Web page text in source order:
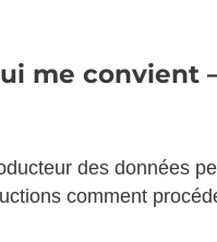
me convient
des données
comment